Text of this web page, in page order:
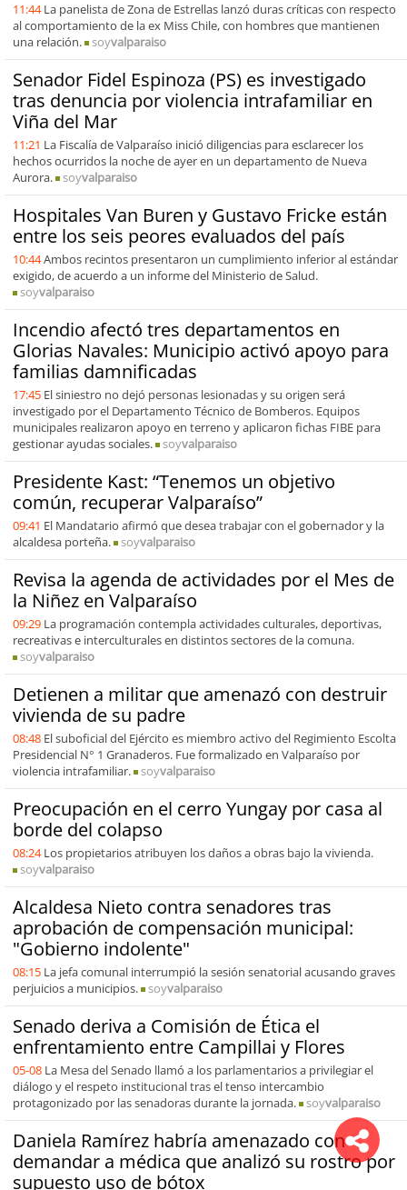
11:44 La panelista de Zona de Estrellas lanzó duras críticas con respecto
al comportamiento de la ex Miss Chile, con hombres que mantienen
una relación.
soyvalparaiso
Senador Fidel Espinoza (PS) es investigado
tras denuncia por violencia intrafamiliar en
Viña del Mar
11:21 La Fiscalía de Valparaíso inició diligencias para esclarecer los
hechos ocurridos la noche de ayer en un departamento de Nueva
Aurora.
soyvalparaiso
Hospitales Van Buren y Gustavo Fricke están
entre los seis peores evaluados del país
10:44Ambos recintos presentaron un cumplimiento inferior al estándar
exigido, de acuerdo a un informe del Ministerio de Salud.
soyvalparaiso
Incendio afectó tres departamentos en
Glorias Navales: Municipio activó apoyo para
familias damnificadas
17:45 El siniestro no dejó personas lesionadas y su origen será
investigado por el Departamento Técnico de Bomberos. Equipos
municipales realizaron apoyo en terreno y aplicaron fichas FIBE para
gestionar ayudas sociales.
soyvalparaiso
Presidente Kast: “Tenemos un objetivo
común, recuperar Valparaíso”
09:41 El Mandatario afirmó que desea trabajar con el gobernador y la
alcaldesa porteña.
soyvalparaiso
Revisa la agenda de actividades por el Mes de
la Niñez en Valparaíso
09:29 La programación contempla actividades culturales, deportivas,
recreativas e interculturales en distintos sectores de la comuna.
soyvalparaiso
Detienen a militar que amenazó con destruir
vivienda de su padre
08:48 El suboficial del Ejército es miembro activo del Regimiento Escolta
Presidencial N° 1 Granaderos. Fue formalizado en Valparaíso por
violencia intrafamiliar.
soyvalparaiso
Preocupación en el cerro Yungay por casa al
borde del colapso
08:24 Los propietarios atribuyen los daños a obras bajo la vivienda.
soyvalparaiso
Alcaldesa Nieto contra senadores tras
aprobación de compensación municipal:
"Gobierno indolente"
08:15 La jefa comunal interrumpió la sesión senatorial acusando graves
perjuicios a municipios.
soyvalparaiso
Senado deriva a Comisión de Ética el
enfrentamiento entre Campillai y Flores
05-08 La Mesa del Senado llamó a los parlamentarios a privilegiar el
diálogo y el respeto institucional tras el tenso intercambio
protagonizado por las senadoras durante la jornada.
soyvalparaiso
Daniela Ramírez habría amenazado con
demandar a médica que analizó su rostro por
supuesto uso de bótox